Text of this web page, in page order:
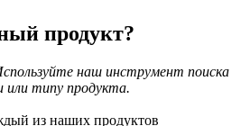
продукт?
наш инструмент поиска
или типу продукта.
из наших продуктов